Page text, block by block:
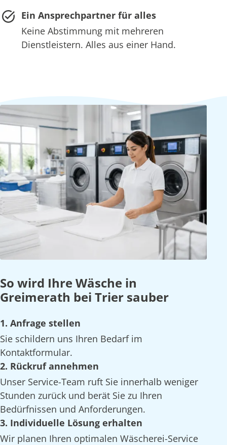
Ein Ansprechpartner für alles
Keine Abstimmung mit mehreren
Dienstleistern. Alles aus einer Hand.
So wird Ihre Wäsche in
Greimerath bei Trier sauber
1. Anfrage stellen
Sie schildern uns Ihren Bedarf im
Kontaktformular.
2. Rückruf annehmen
Unser Service-Team ruft Sie innerhalb weniger
Stunden zurück und berät Sie zu Ihren
Bedürfnissen und Anforderungen.
3. Individuelle Lösung erhalten
Wir planen Ihren optimalen Wäscherei-Service